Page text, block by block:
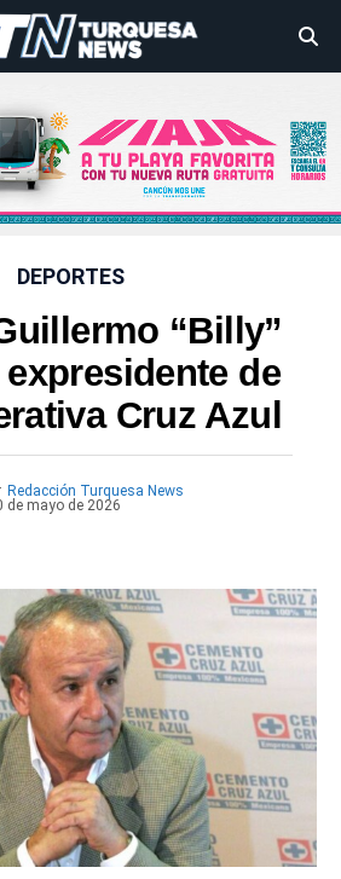
DEPORTES
“Billy”
de
Cruz Azul
Redacción Turquesa News
de mayo de 2026